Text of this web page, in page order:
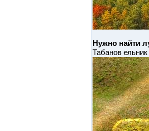
Нужно найти
Табанов